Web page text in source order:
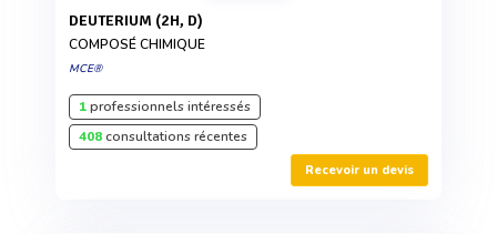
DEUTERIUM (2H, D)
COMPOSÉ CHIMIQUE
MCE®
1professionnels intéressés
408consultations récentes
Recevoir un devis